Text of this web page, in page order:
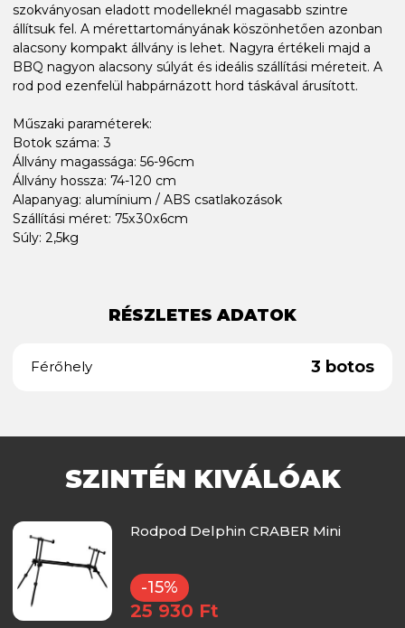
szokványosan eladott modelleknél magasabb szintre
állítsuk fel. A mérettartományának köszönhetően azonban
alacsony kompakt állvány is lehet. Nagyra értékeli majd a
BBQ nagyon alacsony súlyát és ideális szállítási méreteit. A
rod pod ezenfelül habpárnázott hord táskával árusított.
Műszaki paraméterek:
Botok száma: 3
Állvány magassága: 56-96cm
Állvány hossza: 74-120 cm
Alapanyag: alumínium / ABS csatlakozások
Szállítási méret: 75x30x6cm
Súly: 2,5kg
RÉSZLETES ADATOK
Férőhely 3 botos
SZINTÉN KIVÁLÓAK
Rodpod Delphin CRABER Mini
-15%
25 930 Ft